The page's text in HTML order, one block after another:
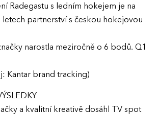
Ročník 2022
Ročník 2020
Ročník 2019
Ročník 2017
Radegastu s ledním hokejem je na
partnerství s českou hokejovou
narostla meziročně o 6 bodů. Q1
Kantar brand tracking)
a kvalitní kreativě dosáhl TV spot